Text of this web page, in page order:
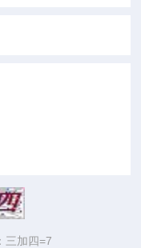
三加四=7